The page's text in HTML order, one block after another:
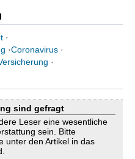
·
·Coronavirus ·
·
sind gefragt
Leser eine wesentliche
sein. Bitte
unter den Artikel in das